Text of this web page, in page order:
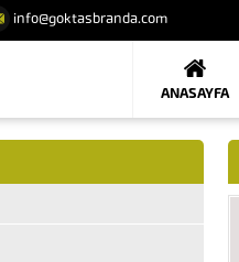
info@goktasbranda.com
ANASAYFA